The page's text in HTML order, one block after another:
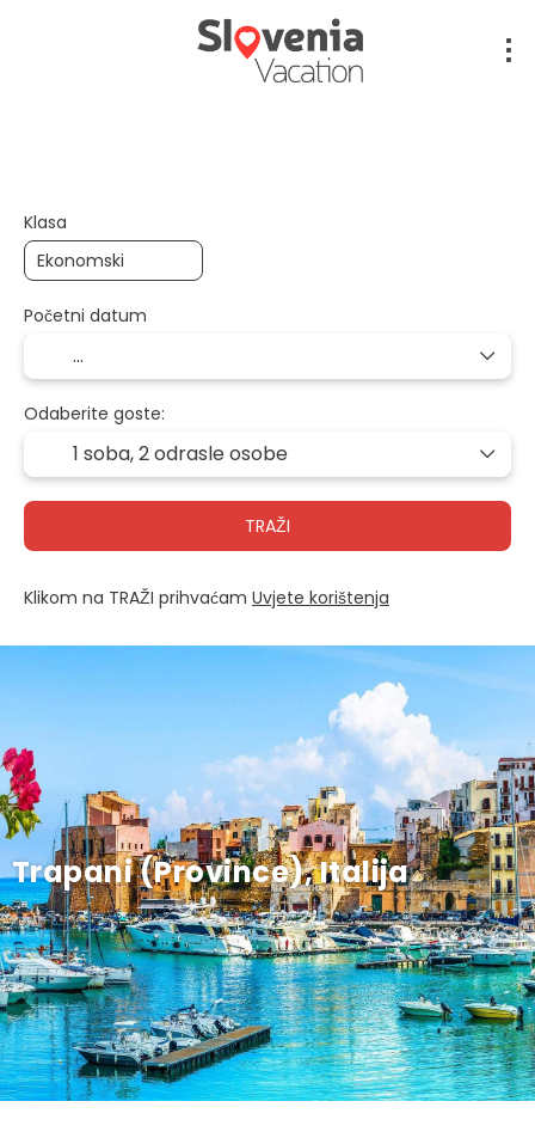
Trapani (Province), Italija
Klasa
Početni datum
Odaberite goste:
1 soba,2 odrasle osobe
TRAŽI
Klikom na TRAŽI prihvaćam Uvjete korištenja